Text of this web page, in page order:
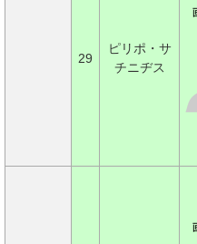
29
ピリポ・サ
チニヂス